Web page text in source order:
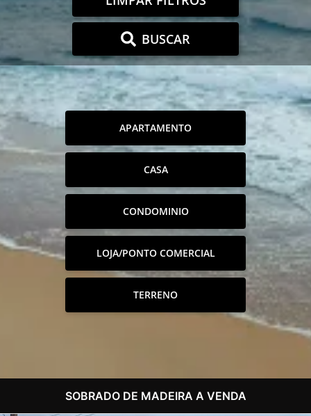
BUSCAR
APARTAMENTO
CASA
CONDOMINIO
LOJA/PONTO COMERCIAL
TERRENO
SOBRADO DE MADEIRA A VENDA